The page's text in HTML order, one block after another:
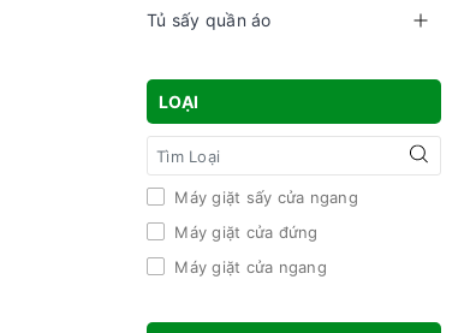
Tủ sấy quần áo
LOẠI
Máy giặt sấy cửa ngang
Máy giặt cửa đứng
Máy giặt cửa ngang